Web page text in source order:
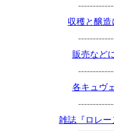
収穫と醸造
販売など
各キュヴ
雑誌『ロレー